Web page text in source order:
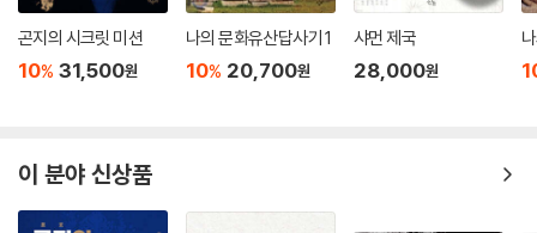
몽골의 충격은 그 이전까지 고구려, 백제, 신라의 유민이었던 고려의 백성
들을 ‘하나 된 고려’로 만들었다. 단군을 중심으로 ‘하나의 민족’으로서 이
민족의 침입에 대항해야 하는 필요 때문이었다. 이와 같은 몽골의 충격은
--- p.304
곤지의 시크릿 미션
10% 31,500원
나의 문화유산답사기 1
10% 20,700원
샤먼 제국
28,000원
이 분야 신상품